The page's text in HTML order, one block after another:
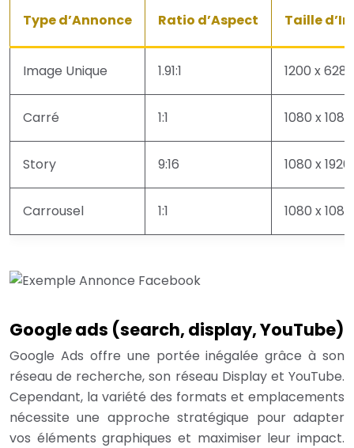
Type d’Annonce Ratio d’Aspect Taille
Image Unique 1.91:1 1200 x 628
Carré 1:1 1080 x
Story 9:16 1080 x
Carrousel 1:1 1080 x
Google ads (search, display, YouTube)
Google Ads offre une portée inégalée grâce à son
réseau de recherche, son réseau Display et YouTube.
Cependant, la variété des formats et emplacements
nécessite une approche stratégique pour adapter
vos éléments graphiques et maximiser leur impact.